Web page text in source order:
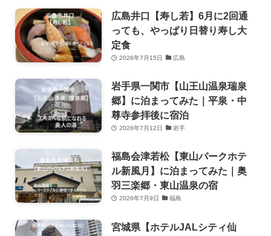
広島井口【寿し若】6月に2回通
っても、やっぱり日替り寿し大
定食
2026年7月15日 広島
岩手県一関市【山王山温泉瑞泉
郷】に泊まってみた｜平泉・中
尊寺参拝後に宿泊
2026年7月12日 岩手
福島会津若松【東山パークホテ
ル新風月】に泊まってみた｜奥
羽三楽郷・東山温泉の宿
2026年7月9日 福島
宮城県【ホテルJALシティ仙